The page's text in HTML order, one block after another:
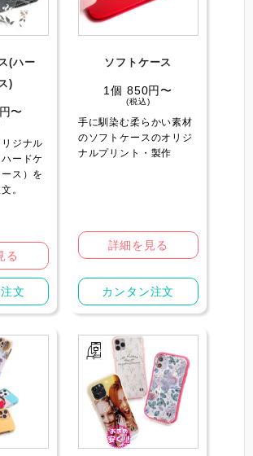
(ハー
)️
〜
ジナル
ードケ
ス）を
。
る
文
ソフトケース
1個 850円〜
(税込)
手に馴染む柔らかい素材
のソフトケースのオリジ
ナルプリント・製作
詳細を見る
カンタン注文